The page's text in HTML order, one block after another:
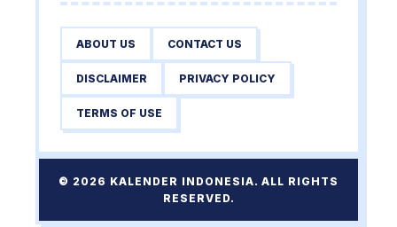
ABOUT US CONTACT US
DISCLAIMER PRIVACY POLICY
TERMS OF USE
© 2026 KALENDER INDONESIA. ALL RIGHTS
RESERVED.